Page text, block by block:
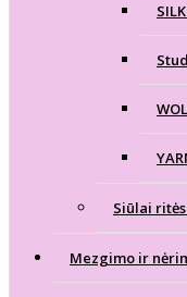
Siūlai
Mezgimo ir